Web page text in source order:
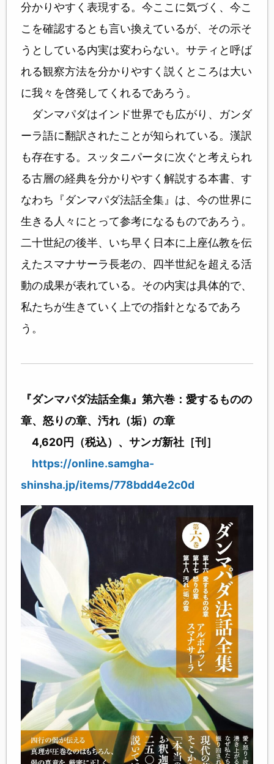
分かりやすく表現する。今ここに気づく、今こ
こを確認するとも言い換えているが、その示そ
うとしている内実は変わらない。サティと呼ば
れる観察方法を分かりやすく説くところは大い
に我々を啓発してくれるであろう。
ダンマパダはインド世界でも広がり、ガンダ
ーラ語に翻訳されたことが知られている。漢訳
も存在する。スッタニパータに次ぐと考えられ
る古層の経典を分かりやすく解説する本書、す
なわち『ダンマパダ法話全集』は、今の世界に
生きる人々にとって参考になるものであろう。
二十世紀の後半、いち早く日本に上座仏教を伝
えたスマナサーラ長老の、四半世紀を超える活
動の成果が表れている。その内実は具体的で、
私たちが生きていく上での指針となるであろ
う。
『ダンマパダ法話全集』第六巻：愛するものの
章、怒りの章、汚れ（垢）の章
4,620円（税込）、サンガ新社［刊］
https://online.samgha-
shinsha.jp/items/778bdd4e2c0d